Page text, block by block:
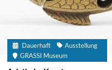
Dauerhaft
Ausstellung
GRASSI Museum